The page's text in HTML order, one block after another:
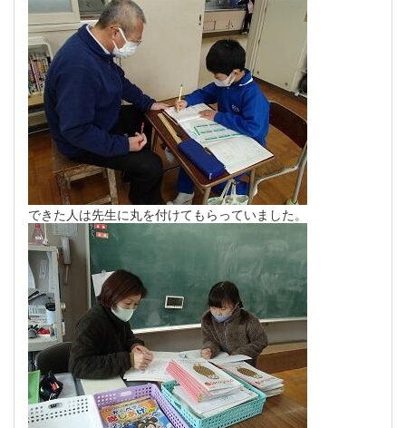
できた人は先生に丸を付けてもらっていました。